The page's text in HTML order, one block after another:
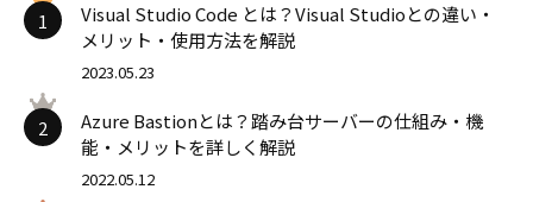
1
Visual Studio Code とは？Visual Studioとの違い・
メリット・使用方法を解説
2023.05.23
2
Azure Bastionとは？踏み台サーバーの仕組み・機
能・メリットを詳しく解説
2022.05.12